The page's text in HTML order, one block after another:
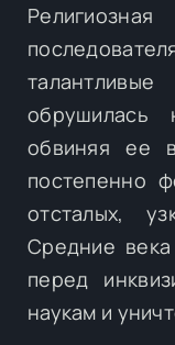
обрушилась
обвиняя ее
постепенно
отсталых,
Средние
перед
наукам и